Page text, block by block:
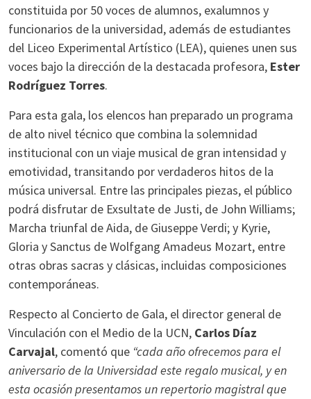
constituida por 50 voces de alumnos, exalumnos y
funcionarios de la universidad, además de estudiantes
del Liceo Experimental Artístico (LEA), quienes unen sus
voces bajo la dirección de la destacada profesora, Ester
Rodríguez Torres.
Para esta gala, los elencos han preparado un programa
de alto nivel técnico que combina la solemnidad
institucional con un viaje musical de gran intensidad y
emotividad, transitando por verdaderos hitos de la
música universal. Entre las principales piezas, el público
podrá disfrutar de Exsultate de Justi, de John Williams;
Marcha triunfal de Aida, de Giuseppe Verdi; y Kyrie,
Gloria y Sanctus de Wolfgang Amadeus Mozart, entre
otras obras sacras y clásicas, incluidas composiciones
contemporáneas.
Respecto al Concierto de Gala, el director general de
Vinculación con el Medio de la UCN, Carlos Díaz
Carvajal, comentó que “cada año ofrecemos para el
aniversario de la Universidad este regalo musical, y en
esta ocasión presentamos un repertorio magistral que